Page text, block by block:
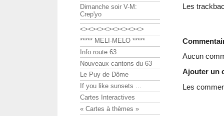
Les
Aucun
Ajouter un
Les
Dimanche soir V-M:
Crep'yo
<><><><><><><><>
***** MELI-MELO *****
Info route 63
Nouveaux cantons du 63
Le Puy de Dôme
If you like sunsets ...
Cartes Interactives
« Cartes à thèmes »